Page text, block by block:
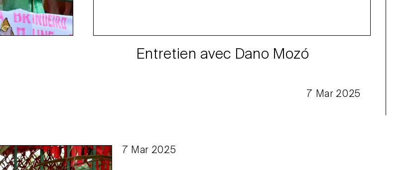
Entretien avec Dano Mozó
7 Mar 2025
7 Mar 2025